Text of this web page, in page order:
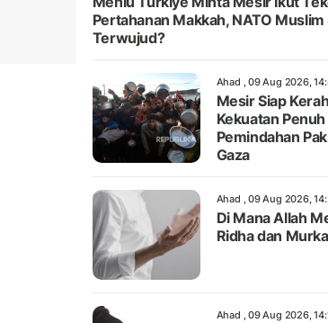
Pertahanan Makkah, NATO
Terwujud?
Ahad , 09 Aug 2026,
Mesir Siap
Kekuatan
Pemindahan
Gaza
Ahad , 09 Aug 2026,
Di Mana Allah
Ridha dan
Ahad , 09 Aug 2026,